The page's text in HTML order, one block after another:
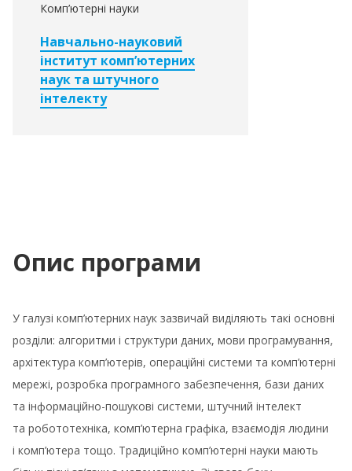
Комп’ютерні науки
Навчально-науковий
інститут комп’ютерних
наук та штучного
інтелекту
Опис програми
У галузі комп’ютерних наук зазвичай виділяють такі основні
розділи: алгоритми і структури даних, мови програмування,
архітектура комп’ютерів, операційні системи та комп’ютерні
мережі, розробка програмного забезпечення, бази даних
та інформаційно-пошукові системи, штучний інтелект
та робототехніка, комп’ютерна графіка, взаємодія людини
і комп’ютера тощо. Традиційно комп’ютерні науки мають